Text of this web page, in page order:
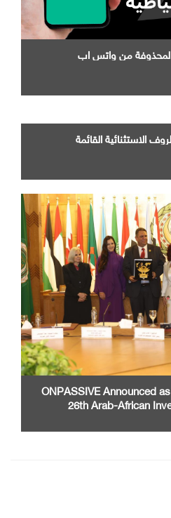
المحذوفة من واتس اب
الاستثنائية القائمة
ONPASSIVE Announced
26th Arab-African